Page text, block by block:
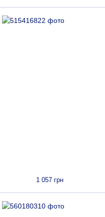
1 057 грн